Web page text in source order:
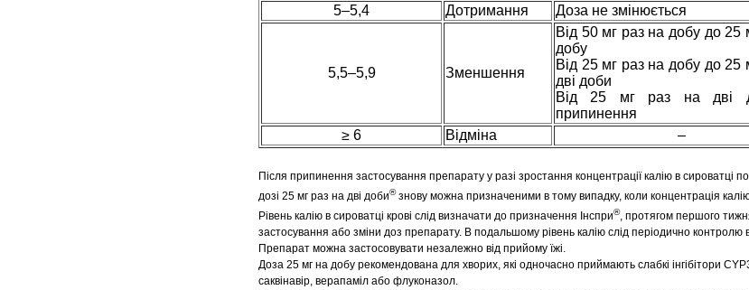
5–5,4
Дотримання Доза не змінюється
5,5–5,9 Зменшення
Від 50 мг раз на добу до 25
добу
Від 25 мг раз на добу до 25
дві доби
Від 25 мг раз на дві
припинення
≥ 6
Відміна –
Після припинення застосування препарату у разі зростання концентрації калію в сироватці
дозі 25 мг раз на дві доби®знову можна призначеними в тому випадку, коли концентрація
Рівень калію в сироватці крові слід визначати до призначення Інспри®, протягом першого
застосування або зміни доз препарату. В подальшому рівень калію слід періодично контролю
Препарат можна застосовувати незалежно від прийому їжі.
Доза 25 мг на добу рекомендована для хворих, які одночасно приймають слабкі інгібітори
саквінавір, верапаміл або флуконазол.